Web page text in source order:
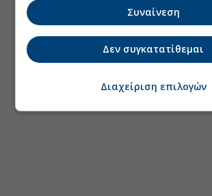
Συναίνεση
Δεν συγκατατίθεμαι
Διαχείριση επιλογών